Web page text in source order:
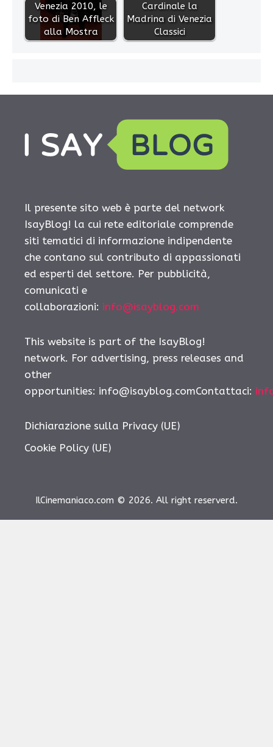
Venezia 2010, le
foto di Ben Affleck
alla Mostra
Cardinale la
Madrina di Venezia
Classici
Il presente sito web è parte del network
IsayBlog! la cui rete editoriale comprende
siti tematici di informazione indipendente
che contano sul contributo di appassionati
ed esperti del settore. Per pubblicità,
comunicati e
collaborazioni: info@isayblog.com
This website is part of the IsayBlog!
network. For advertising, press releases and
other
opportunities: info@isayblog.comContattaci:
Dichiarazione sulla Privacy (UE)
Cookie Policy (UE)
IlCinemaniaco.com © 2026. All right reserverd.